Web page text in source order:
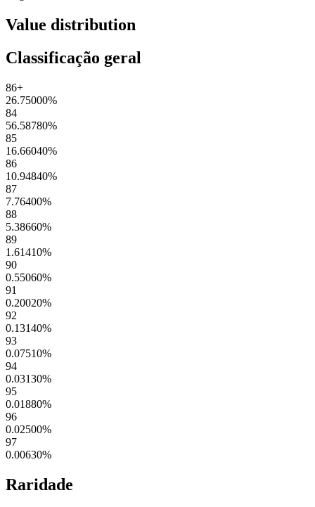
Value distribution
Classificação geral
86+
26.75000%
84
56.58780%
85
16.66040%
86
10.94840%
87
7.76400%
88
5.38660%
89
1.61410%
90
0.55060%
91
0.20020%
92
0.13140%
93
0.07510%
94
0.03130%
95
0.01880%
96
0.02500%
97
0.00630%
Raridade